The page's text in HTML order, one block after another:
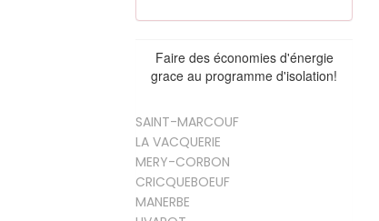
Faire des économies d'énergie
grace au programme d'isolation!
SAINT-MARCOUF
LA VACQUERIE
MERY-CORBON
CRICQUEBOEUF
MANERBE